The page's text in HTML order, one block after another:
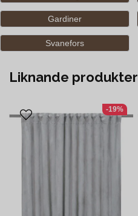
Gardiner
Svanefors
Liknande produkter
-19%